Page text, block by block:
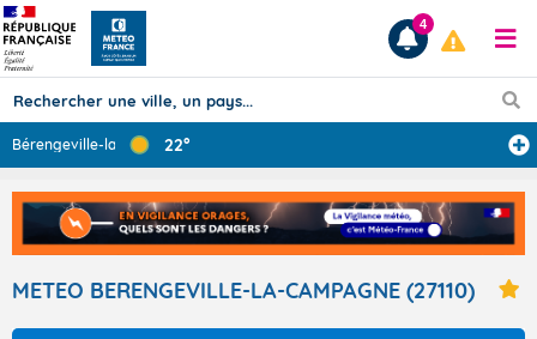
Prévisions
TOUS LES RÉSULTATS
Articles
4
Bérengeville-la 22°
METEO BERENGEVILLE-LA-CAMPAGNE (27110)